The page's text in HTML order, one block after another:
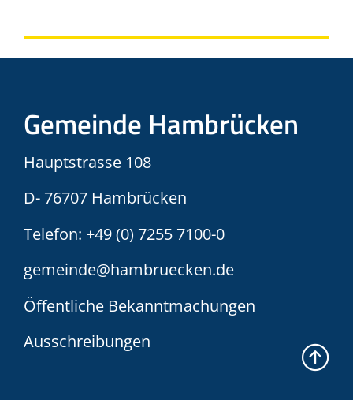
Gemeinde Hambrücken
Hauptstrasse 108
D- 76707 Hambrücken
Telefon: +49 (0) 7255 7100-0
gemeinde@hambruecken.de
Öffentliche Bekanntmachungen
Ausschreibungen